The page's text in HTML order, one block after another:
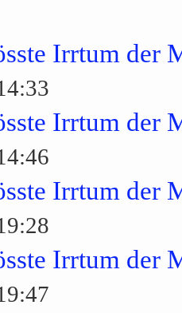
Irrtum der
Irrtum der
Irrtum der
Irrtum der